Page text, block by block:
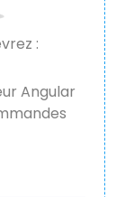
:
Angular